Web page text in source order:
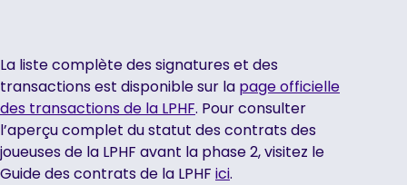
La liste complète des signatures et des
transactions est disponible sur la page officielle
des transactions de la LPHF. Pour consulter
l’aperçu complet du statut des contrats des
joueuses de la LPHF avant la phase 2, visitez le
Guide des contrats de la LPHF ici.